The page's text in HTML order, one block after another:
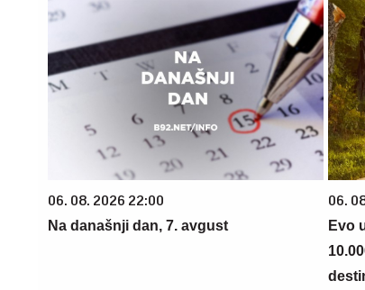
06. 08. 2026 22:00
Na današnji dan, 7. avgust
06.
Evo